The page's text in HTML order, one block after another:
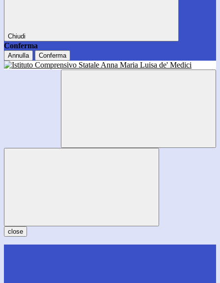
Chiudi
Conferma
Annulla Conferma
close